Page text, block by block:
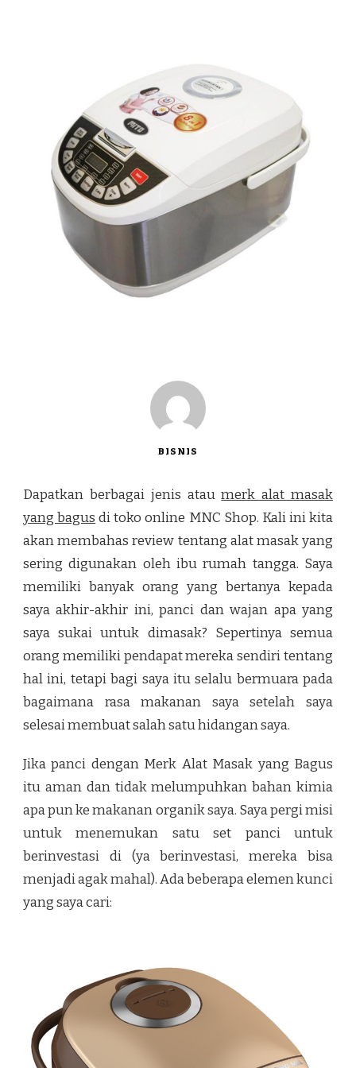
BISNIS
Dapatkan berbagai jenis ataumerk alat masak
yang bagus di toko online MNC Shop. Kali ini kita
akan membahas review tentang alat masak yang
sering digunakan oleh ibu rumah tangga. Saya
memiliki banyak orang yang bertanya kepada
saya akhir-akhir ini, panci dan wajan apa yang
saya sukai untuk dimasak? Sepertinya semua
orang memiliki pendapat mereka sendiri tentang
hal ini, tetapi bagi saya itu selalu bermuara pada
bagaimana rasa makanan saya setelah saya
selesai membuat salah satu hidangan saya.
Jika panci dengan Merk Alat Masak yang Bagus
itu aman dan tidak melumpuhkan bahan kimia
apa pun ke makanan organik saya. Saya pergi misi
untuk menemukan satu set panci untuk
berinvestasi di (ya berinvestasi, mereka bisa
menjadi agak mahal). Ada beberapa elemen kunci
yang saya cari: